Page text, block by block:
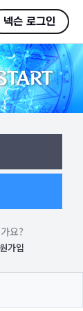
넥슨 로그인
요?
가입